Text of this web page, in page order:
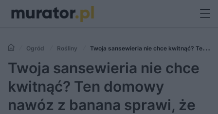
Ogród Rośliny
Twoja sansewieria nie chce kwitnąć? Ten
domowy nawóz z banana sprawi, że pokaże białe kwiaty i roztoczy
zapach
Twoja sansewieria nie chce
kwitnąć? Ten domowy
nawóz z banana sprawi, że